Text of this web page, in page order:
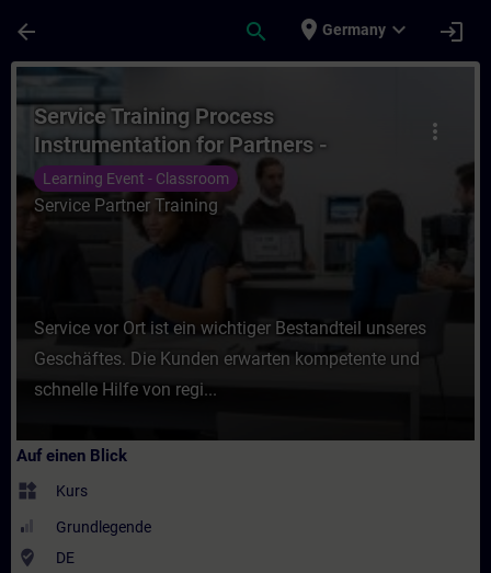
arrow_back search place Germany expand_more login
Kurs - Service Training Process
more_vert
Service Training Process
Instrumentation for Partners -
Positioners
Learning Event - Classroom
Service Partner Training
Service vor Ort ist ein wichtiger Bestandteil unseres
Geschäftes. Die Kunden erwarten kompetente und
schnelle Hilfe von regi...
Auf einen Blick
widgets Kurs
Grundlegende
where_to_vote DE